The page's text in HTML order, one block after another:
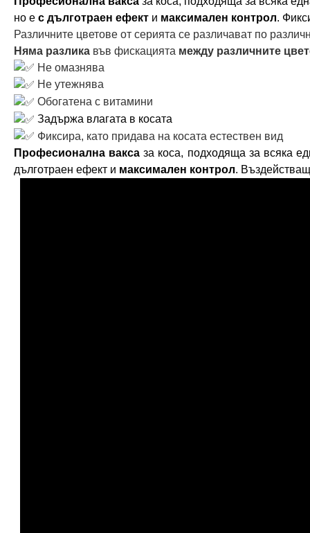
но е с дълготраен ефект и максимален контрол.
Различните цветове от серията се различават по
Няма разлика във фискацията между различните
Не омазнява
Не утежнява
Обогатена с витамини
Задържа влагата в косата
Фиксира, като придава на косата естествен вид
Професионална вакса за коса, подходяща за всяка
дълготраен ефект и максимален контрол.